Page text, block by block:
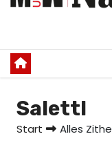
Salettl
Start Alles